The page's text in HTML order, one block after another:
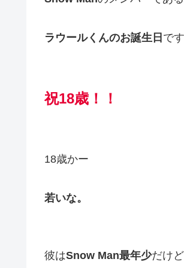
ラウールくんのお誕生日 です
祝18歳！！
18歳かー
若いな。
彼はSnow Man最年少だけど